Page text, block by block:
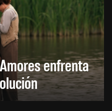
enfrenta